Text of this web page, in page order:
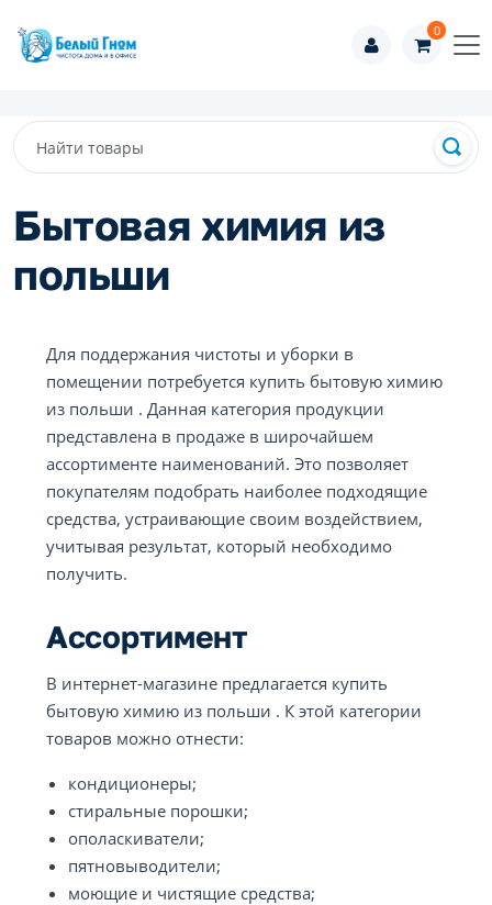
0
Бытовая химия из
польши
Для поддержания чистоты и уборки в
помещении потребуется купить бытовую химию
из польши . Данная категория продукции
представлена в продаже в широчайшем
ассортименте наименований. Это позволяет
покупателям подобрать наиболее подходящие
средства, устраивающие своим воздействием,
учитывая результат, который необходимо
получить.
Ассортимент
В интернет-магазине предлагается купить
бытовую химию из польши . К этой категории
товаров можно отнести:
кондиционеры;
стиральные порошки;
ополаскиватели;
пятновыводители;
моющие и чистящие средства;